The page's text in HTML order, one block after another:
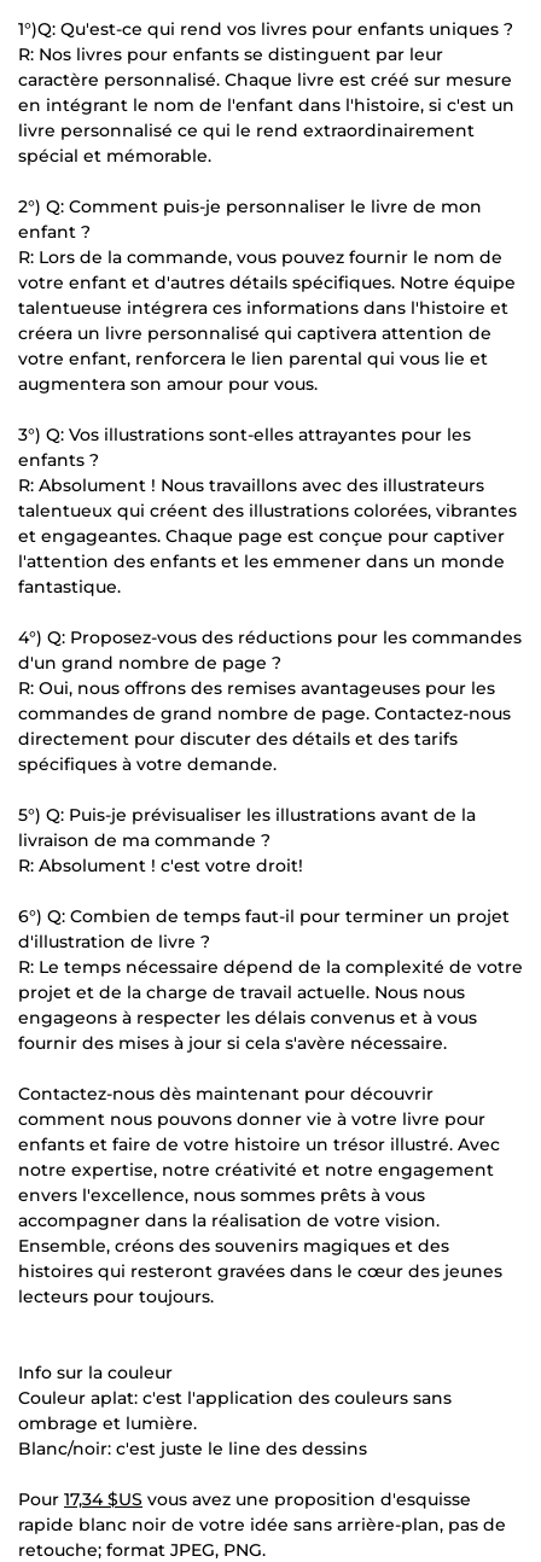
1°)Q: Qu'est-ce qui rend vos livres pour enfants uniques ?
R: Nos livres pour enfants se distinguent par leur
caractère personnalisé. Chaque livre est créé sur mesure
en intégrant le nom de l'enfant dans l'histoire, si c'est un
livre personnalisé ce qui le rend extraordinairement
spécial et mémorable.
2°) Q: Comment puis-je personnaliser le livre de mon
enfant ?
R: Lors de la commande, vous pouvez fournir le nom de
votre enfant et d'autres détails spécifiques. Notre équipe
talentueuse intégrera ces informations dans l'histoire et
créera un livre personnalisé qui captivera attention de
votre enfant, renforcera le lien parental qui vous lie et
augmentera son amour pour vous.
3°) Q: Vos illustrations sont-elles attrayantes pour les
enfants ?
R: Absolument ! Nous travaillons avec des illustrateurs
talentueux qui créent des illustrations colorées, vibrantes
et engageantes. Chaque page est conçue pour captiver
l'attention des enfants et les emmener dans un monde
fantastique.
4°) Q: Proposez-vous des réductions pour les commandes
d'un grand nombre de page ?
R: Oui, nous offrons des remises avantageuses pour les
commandes de grand nombre de page. Contactez-nous
directement pour discuter des détails et des tarifs
spécifiques à votre demande.
5°) Q: Puis-je prévisualiser les illustrations avant de la
livraison de ma commande ?
R: Absolument ! c'est votre droit!
6°) Q: Combien de temps faut-il pour terminer un projet
d'illustration de livre ?
R: Le temps nécessaire dépend de la complexité de votre
projet et de la charge de travail actuelle. Nous nous
engageons à respecter les délais convenus et à vous
fournir des mises à jour si cela s'avère nécessaire.
Contactez-nous dès maintenant pour découvrir
comment nous pouvons donner vie à votre livre pour
enfants et faire de votre histoire un trésor illustré. Avec
notre expertise, notre créativité et notre engagement
envers l'excellence, nous sommes prêts à vous
accompagner dans la réalisation de votre vision.
Ensemble, créons des souvenirs magiques et des
histoires qui resteront gravées dans le cœur des jeunes
lecteurs pour toujours.
Info sur la couleur
Couleur aplat: c'est l'application des couleurs sans
ombrage et lumière.
Blanc/noir: c'est juste le line des dessins
Pour 17,34 $US vous avez une proposition d'esquisse
rapide blanc noir de votre idée sans arrière-plan, pas de
retouche; format JPEG, PNG.